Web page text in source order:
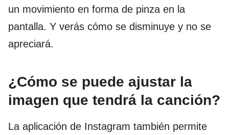
un movimiento en forma de pinza en la
pantalla. Y verás cómo se disminuye y no se
apreciará.
¿Cómo se puede ajustar la
imagen que tendrá la canción?
La aplicación de Instagram también permite